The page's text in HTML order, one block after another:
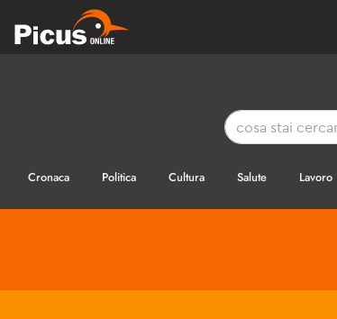
Cronaca Politica Cultura Salute Lavoro